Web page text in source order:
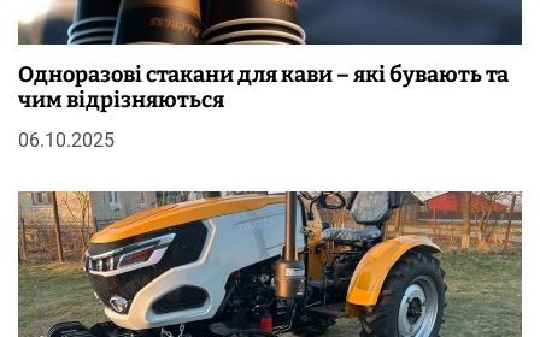
Одноразові стакани для кави – які бувають та
чим відрізняються
06.10.2025